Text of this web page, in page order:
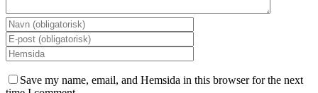
Save my name, email, and Hemsida in this browser for the next